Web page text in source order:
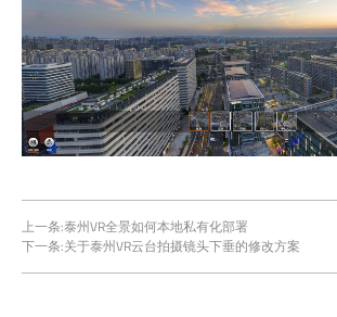
上一条:泰州VR全景如何本地私有化部署
下一条:关于泰州VR云台拍摄镜头下垂的修改方案